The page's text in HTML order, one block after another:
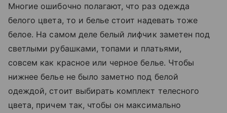
Многие ошибочно полагают, что раз одежда
белого цвета, то и белье стоит надевать тоже
белое. На самом деле белый лифчик заметен под
светлыми рубашками, топами и платьями,
совсем как красное или черное белье. Чтобы
нижнее белье не было заметно под белой
одеждой, стоит выбирать комплект телесного
цвета, причем так, чтобы он максимально